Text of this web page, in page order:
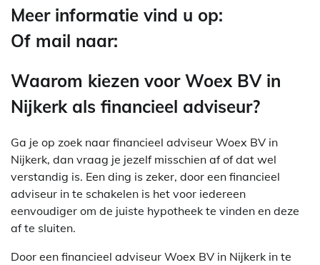
Meer informatie vind u op:
Of mail naar:
Waarom kiezen voor Woex BV in
Nijkerk als financieel adviseur?
Ga je op zoek naar financieel adviseur Woex BV in
Nijkerk, dan vraag je jezelf misschien af of dat wel
verstandig is. Een ding is zeker, door een financieel
adviseur in te schakelen is het voor iedereen
eenvoudiger om de juiste hypotheek te vinden en deze
af te sluiten.
Door een financieel adviseur Woex BV in Nijkerk in te